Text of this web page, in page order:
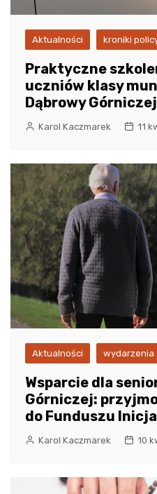
Aktualności kroniki
Praktyczne
uczniów klasy
Dąbrowy Górniczej
Karol Kaczmarek 11
Aktualności wydarzenia
Wsparcie dla
Górniczej:
do Funduszu
Karol Kaczmarek 10